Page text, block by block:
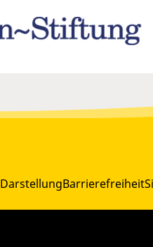
DarstellungBarrierefreiheit